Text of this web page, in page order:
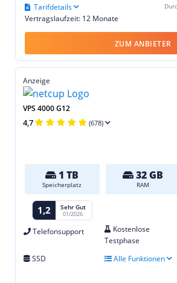
Vertragslaufzeit: 12 Monate
Tarifdetails
ZUM ANBIETER
Anzeige
VPS 4000 G12
4,7 (678)
1 TB
Speicherplatz
32 GB
RAM
1,2 Sehr Gut
01/2026
Telefonsupport
Kostenlose
Testphase
SSD Alle Funktionen